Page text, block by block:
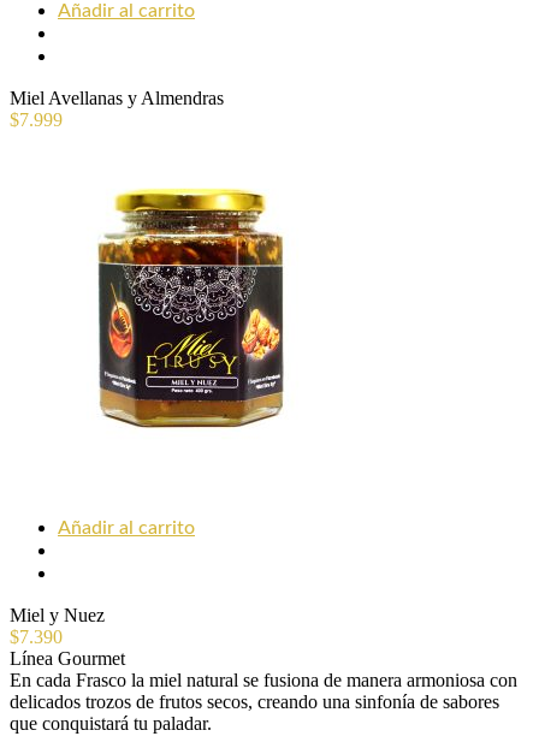
Añadir al carrito
Miel Avellanas y Almendras
$7.999
Añadir al carrito
Miel y Nuez
$7.390
Línea Gourmet
En cada Frasco la miel natural se fusiona de manera armoniosa con
delicados trozos de frutos secos, creando una sinfonía de sabores
que conquistará tu paladar.